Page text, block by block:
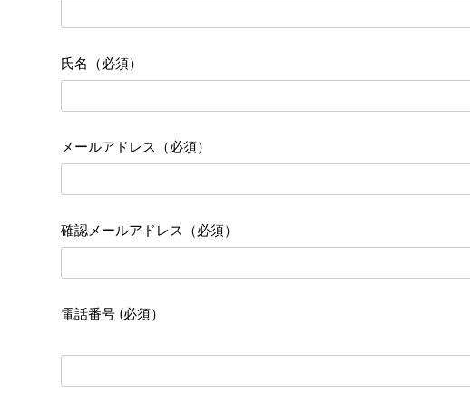
氏名（必須）
メールアドレス（必須）
確認メールアドレス（必須）
電話番号 (必須）